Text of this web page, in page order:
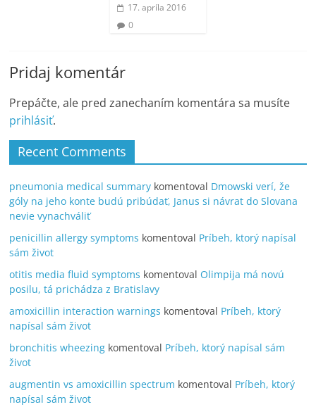
17. apríla 2016
0
Pridaj komentár
Prepáčte, ale pred zanechaním komentára sa musíte
prihlásiť.
Recent Comments
pneumonia medical summary komentoval Dmowski verí, že
góly na jeho konte budú pribúdať, Janus si návrat do Slovana
nevie vynachváliť
penicillin allergy symptoms komentoval Príbeh, ktorý napísal
sám život
otitis media fluid symptoms komentoval Olimpija má novú
posilu, tá prichádza z Bratislavy
amoxicillin interaction warnings komentoval Príbeh, ktorý
napísal sám život
bronchitis wheezing komentoval Príbeh, ktorý napísal sám
život
augmentin vs amoxicillin spectrum komentoval Príbeh, ktorý
napísal sám život